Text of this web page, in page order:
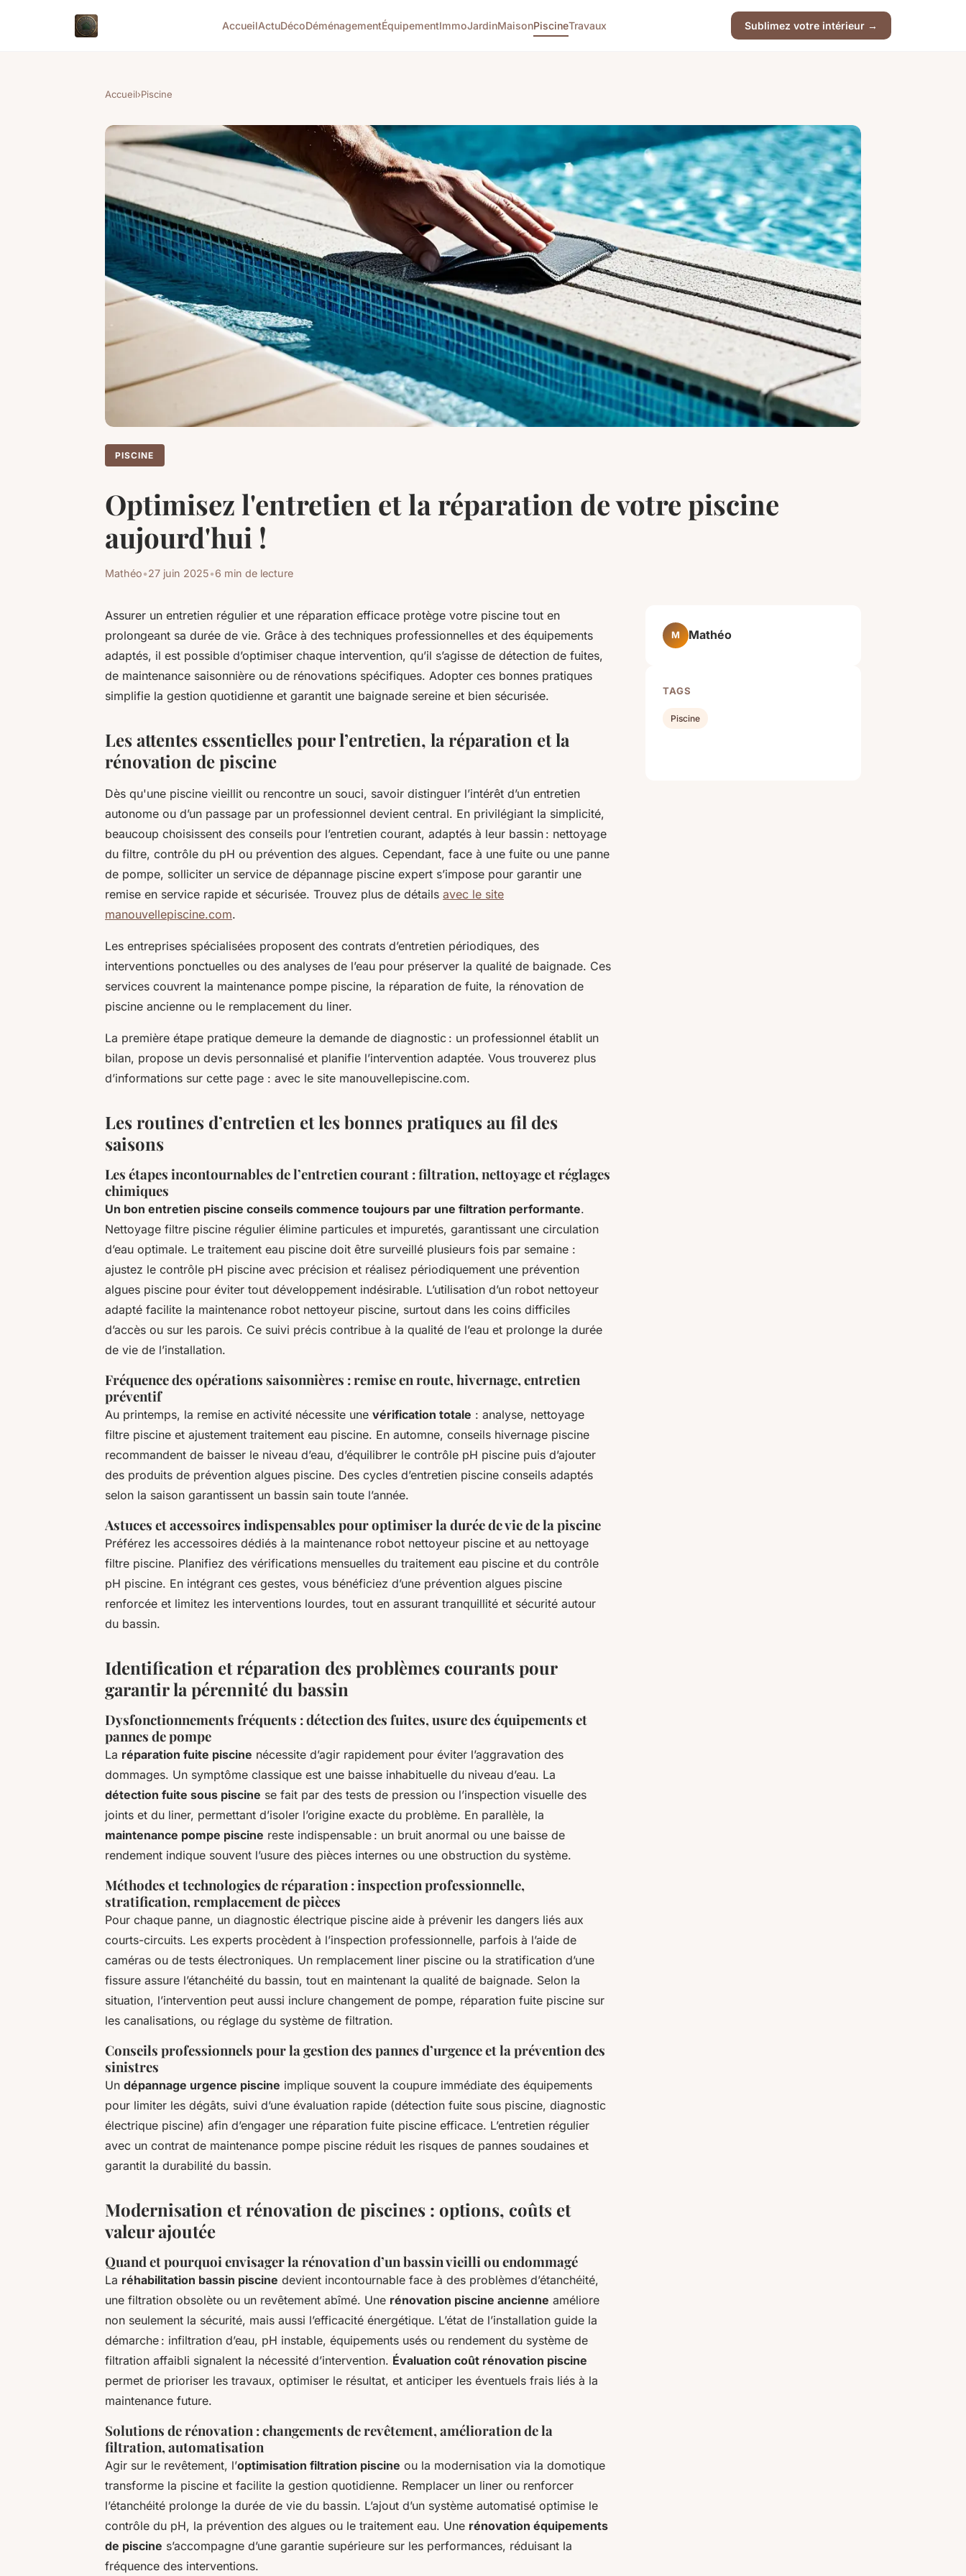
AccueilActuDécoDéménagementÉquipementImmoJardinMaisonPiscineTravaux Sublimez votre intérieur →
Accueil›Piscine
PISCINE
Optimisez l'entretien et la réparation de votre piscine
aujourd'hui !
Mathéo•27 juin 2025•6 min de lecture
Assurer un entretien régulier et une réparation efficace protège votre piscine tout en
prolongeant sa durée de vie. Grâce à des techniques professionnelles et des équipements
adaptés, il est possible d’optimiser chaque intervention, qu’il s’agisse de détection de fuites,
de maintenance saisonnière ou de rénovations spécifiques. Adopter ces bonnes pratiques
simplifie la gestion quotidienne et garantit une baignade sereine et bien sécurisée.
Les attentes essentielles pour l’entretien, la réparation et la
rénovation de piscine
Dès qu'une piscine vieillit ou rencontre un souci, savoir distinguer l’intérêt d’un entretien
autonome ou d’un passage par un professionnel devient central. En privilégiant la simplicité,
beaucoup choisissent des conseils pour l’entretien courant, adaptés à leur bassin : nettoyage
du filtre, contrôle du pH ou prévention des algues. Cependant, face à une fuite ou une panne
de pompe, solliciter un service de dépannage piscine expert s’impose pour garantir une
remise en service rapide et sécurisée. Trouvez plus de détails avec le site
manouvellepiscine.com.
Les entreprises spécialisées proposent des contrats d’entretien périodiques, des
interventions ponctuelles ou des analyses de l’eau pour préserver la qualité de baignade. Ces
services couvrent la maintenance pompe piscine, la réparation de fuite, la rénovation de
piscine ancienne ou le remplacement du liner.
La première étape pratique demeure la demande de diagnostic : un professionnel établit un
bilan, propose un devis personnalisé et planifie l’intervention adaptée. Vous trouverez plus
d’informations sur cette page : avec le site manouvellepiscine.com.
Les routines d’entretien et les bonnes pratiques au fil des
saisons
Les étapes incontournables de l’entretien courant : filtration, nettoyage et réglages
chimiques
Un bon entretien piscine conseils commence toujours par une filtration performante.
Nettoyage filtre piscine régulier élimine particules et impuretés, garantissant une circulation
d’eau optimale. Le traitement eau piscine doit être surveillé plusieurs fois par semaine :
ajustez le contrôle pH piscine avec précision et réalisez périodiquement une prévention
algues piscine pour éviter tout développement indésirable. L’utilisation d’un robot nettoyeur
adapté facilite la maintenance robot nettoyeur piscine, surtout dans les coins difficiles
d’accès ou sur les parois. Ce suivi précis contribue à la qualité de l’eau et prolonge la durée
de vie de l’installation.
Fréquence des opérations saisonnières : remise en route, hivernage, entretien
préventif
Au printemps, la remise en activité nécessite une vérification totale : analyse, nettoyage
filtre piscine et ajustement traitement eau piscine. En automne, conseils hivernage piscine
recommandent de baisser le niveau d’eau, d’équilibrer le contrôle pH piscine puis d’ajouter
des produits de prévention algues piscine. Des cycles d’entretien piscine conseils adaptés
selon la saison garantissent un bassin sain toute l’année.
Astuces et accessoires indispensables pour optimiser la durée de vie de la piscine
Préférez les accessoires dédiés à la maintenance robot nettoyeur piscine et au nettoyage
filtre piscine. Planifiez des vérifications mensuelles du traitement eau piscine et du contrôle
pH piscine. En intégrant ces gestes, vous bénéficiez d’une prévention algues piscine
renforcée et limitez les interventions lourdes, tout en assurant tranquillité et sécurité autour
du bassin.
Identification et réparation des problèmes courants pour
garantir la pérennité du bassin
Dysfonctionnements fréquents : détection des fuites, usure des équipements et
pannes de pompe
La réparation fuite piscine nécessite d’agir rapidement pour éviter l’aggravation des
dommages. Un symptôme classique est une baisse inhabituelle du niveau d’eau. La
détection fuite sous piscine se fait par des tests de pression ou l’inspection visuelle des
joints et du liner, permettant d’isoler l’origine exacte du problème. En parallèle, la
maintenance pompe piscine reste indispensable : un bruit anormal ou une baisse de
rendement indique souvent l’usure des pièces internes ou une obstruction du système.
Méthodes et technologies de réparation : inspection professionnelle,
stratification, remplacement de pièces
Pour chaque panne, un diagnostic électrique piscine aide à prévenir les dangers liés aux
courts-circuits. Les experts procèdent à l’inspection professionnelle, parfois à l’aide de
caméras ou de tests électroniques. Un remplacement liner piscine ou la stratification d’une
fissure assure l’étanchéité du bassin, tout en maintenant la qualité de baignade. Selon la
situation, l’intervention peut aussi inclure changement de pompe, réparation fuite piscine sur
les canalisations, ou réglage du système de filtration.
Conseils professionnels pour la gestion des pannes d’urgence et la prévention des
sinistres
Un dépannage urgence piscine implique souvent la coupure immédiate des équipements
pour limiter les dégâts, suivi d’une évaluation rapide (détection fuite sous piscine, diagnostic
électrique piscine) afin d’engager une réparation fuite piscine efficace. L’entretien régulier
avec un contrat de maintenance pompe piscine réduit les risques de pannes soudaines et
garantit la durabilité du bassin.
Modernisation et rénovation de piscines : options, coûts et
valeur ajoutée
Quand et pourquoi envisager la rénovation d’un bassin vieilli ou endommagé
La réhabilitation bassin piscine devient incontournable face à des problèmes d’étanchéité,
une filtration obsolète ou un revêtement abîmé. Une rénovation piscine ancienne améliore
non seulement la sécurité, mais aussi l’efficacité énergétique. L’état de l’installation guide la
démarche : infiltration d’eau, pH instable, équipements usés ou rendement du système de
filtration affaibli signalent la nécessité d’intervention. Évaluation coût rénovation piscine
permet de prioriser les travaux, optimiser le résultat, et anticiper les éventuels frais liés à la
maintenance future.
Solutions de rénovation : changements de revêtement, amélioration de la
filtration, automatisation
Agir sur le revêtement, l’optimisation filtration piscine ou la modernisation via la domotique
transforme la piscine et facilite la gestion quotidienne. Remplacer un liner ou renforcer
l’étanchéité prolonge la durée de vie du bassin. L’ajout d’un système automatisé optimise le
contrôle du pH, la prévention des algues ou le traitement eau. Une rénovation équipements
de piscine s’accompagne d’une garantie supérieure sur les performances, réduisant la
fréquence des interventions.
M Mathéo
TAGS
Piscine